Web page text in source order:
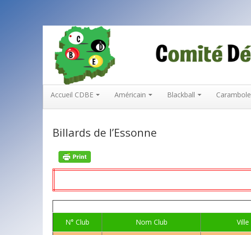
CDBEBILLARD91
COMITÉ DÉPARTEMENTAL DE BILLARD DE L'ESSONNE
Accueil CDBE Américain Blackball Carambole
Billards de l’Essonne
N° Club
Nom Club Ville